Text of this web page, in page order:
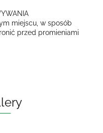
miejscu, w sposób
przed promieniami